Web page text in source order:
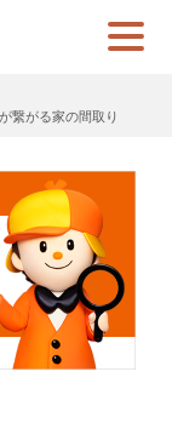
繋がる家の間取り